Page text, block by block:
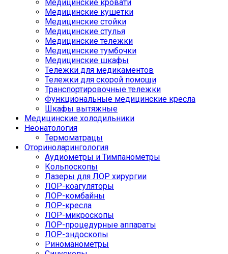
Медицинские кровати
Медицинские кушетки
Медицинские стойки
Медицинские стулья
Медицинские тележки
Медицинские тумбочки
Медицинские шкафы
Тележки для медикаментов
Тележки для скорой помощи
Транспортировочные тележки
Функциональные медицинские кресла
Шкафы вытяжные
Медицинские холодильники
Неонатология
Термоматрацы
Оториноларингология
Аудиометры и Тимпанометры
Кольпоскопы
Лазеры для ЛОР хирургии
ЛОР-коагуляторы
ЛОР-комбайны
ЛОР-кресла
ЛОР-микроскопы
ЛОР-процедурные аппараты
ЛОР-эндоскопы
Риноманометры